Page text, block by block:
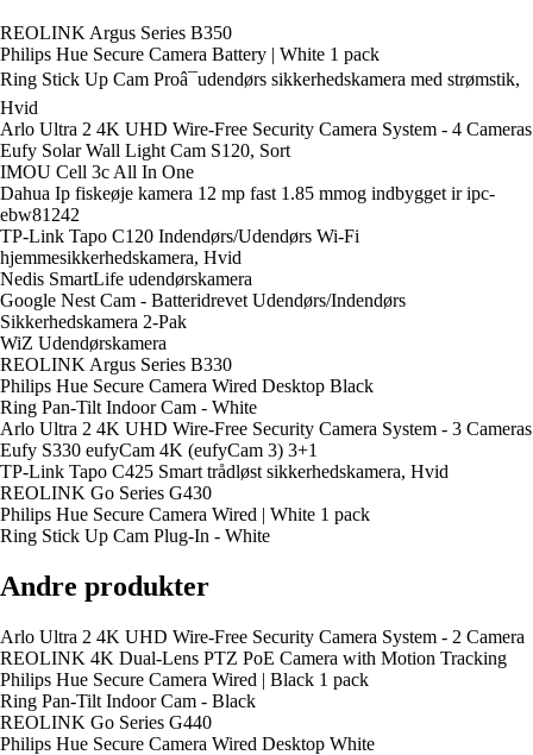
REOLINK Argus Series B350
Philips Hue Secure Camera Battery | White 1 pack
Ring Stick Up Cam Proâ¯udendørs sikkerhedskamera med strømstik,
Hvid
Arlo Ultra 2 4K UHD Wire-Free Security Camera System - 4 Cameras
Eufy Solar Wall Light Cam S120, Sort
IMOU Cell 3c All In One
Dahua Ip fiskeøje kamera 12 mp fast 1.85 mmog indbygget ir ipc-
ebw81242
TP-Link Tapo C120 Indendørs/Udendørs Wi-Fi
hjemmesikkerhedskamera, Hvid
Nedis SmartLife udendørskamera
Google Nest Cam - Batteridrevet Udendørs/Indendørs
Sikkerhedskamera 2-Pak
WiZ Udendørskamera
REOLINK Argus Series B330
Philips Hue Secure Camera Wired Desktop Black
Ring Pan-Tilt Indoor Cam - White
Arlo Ultra 2 4K UHD Wire-Free Security Camera System - 3 Cameras
Eufy S330 eufyCam 4K (eufyCam 3) 3+1
TP-Link Tapo C425 Smart trådløst sikkerhedskamera, Hvid
REOLINK Go Series G430
Philips Hue Secure Camera Wired | White 1 pack
Ring Stick Up Cam Plug-In - White
Andre produkter
Arlo Ultra 2 4K UHD Wire-Free Security Camera System - 2 Camera
REOLINK 4K Dual-Lens PTZ PoE Camera with Motion Tracking
Philips Hue Secure Camera Wired | Black 1 pack
Ring Pan-Tilt Indoor Cam - Black
REOLINK Go Series G440
Philips Hue Secure Camera Wired Desktop White